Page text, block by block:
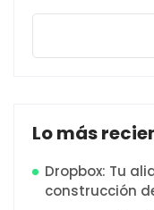
Lo más
Dropbox: Tu
construcción